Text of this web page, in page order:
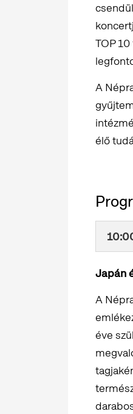
TOP
A
élő
Japán
A
éve